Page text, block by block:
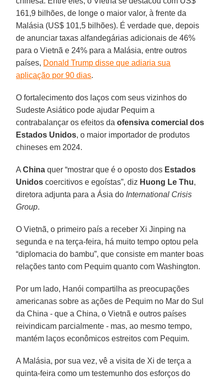
161,9 bilhões, de longe o maior valor, à frente da
Malásia (US$ 101,5 bilhões). É verdade que, depois
de anunciar taxas alfandegárias adicionais de 46%
para o Vietnã e 24% para a Malásia, entre outros
países, Donald Trump disse que adiaria sua
aplicação por 90 dias.
O fortalecimento dos laços com seus vizinhos do
Sudeste Asiático pode ajudar Pequim a
contrabalançar os efeitos daofensiva comercial dos
Estados Unidos, o maior importador de produtos
chineses em 2024.
AChina quer “mostrar que é o oposto dos Estados
Unidos coercitivos e egoístas”, diz Huong Le Thu,
diretora adjunta para a Ásia do International Crisis
Group.
O Vietnã, o primeiro país a receber Xi Jinping na
segunda e na terça-feira, há muito tempo optou pela
“diplomacia do bambu”, que consiste em manter boas
relações tanto com Pequim quanto com Washington.
Por um lado, Hanói compartilha as preocupações
americanas sobre as ações de Pequim no Mar do Sul
da China - que a China, o Vietnã e outros países
reivindicam parcialmente - mas, ao mesmo tempo,
mantém laços econômicos estreitos com Pequim.
A Malásia, por sua vez, vê a visita de Xi de terça a
quinta-feira como um testemunho dos esforços do